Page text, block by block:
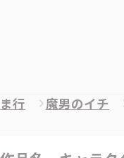
ま行 魔男のイチ